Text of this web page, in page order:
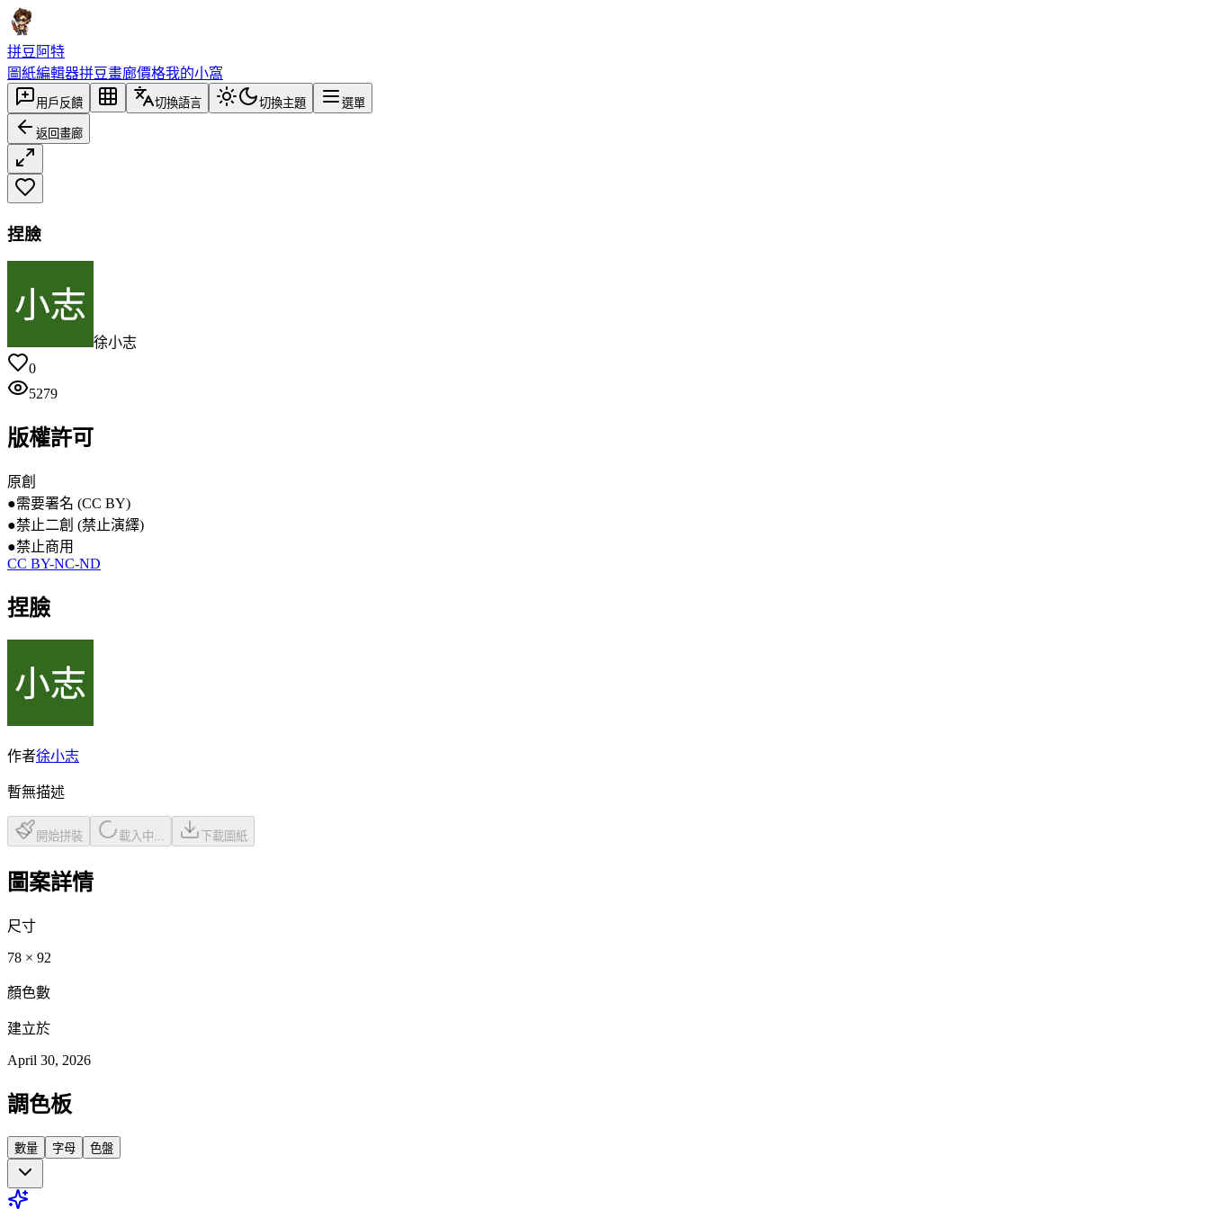
拼豆阿特
圖紙編輯器拼豆畫廊價格我的小窩
用戶反饋 切換語言 切換主題 選單
返回畫廊
捏臉
徐小志
0
5279
版權許可
原創
●需要署名 (CC BY)
●禁止二創 (禁止演繹)
●禁止商用
CC BY-NC-ND
捏臉
作者徐小志
暫無描述
開始拼裝 載入中... 下載圖紙
圖案詳情
尺寸
78 × 92
顏色數
建立於
April 30, 2026
調色板
數量 字母 色盤